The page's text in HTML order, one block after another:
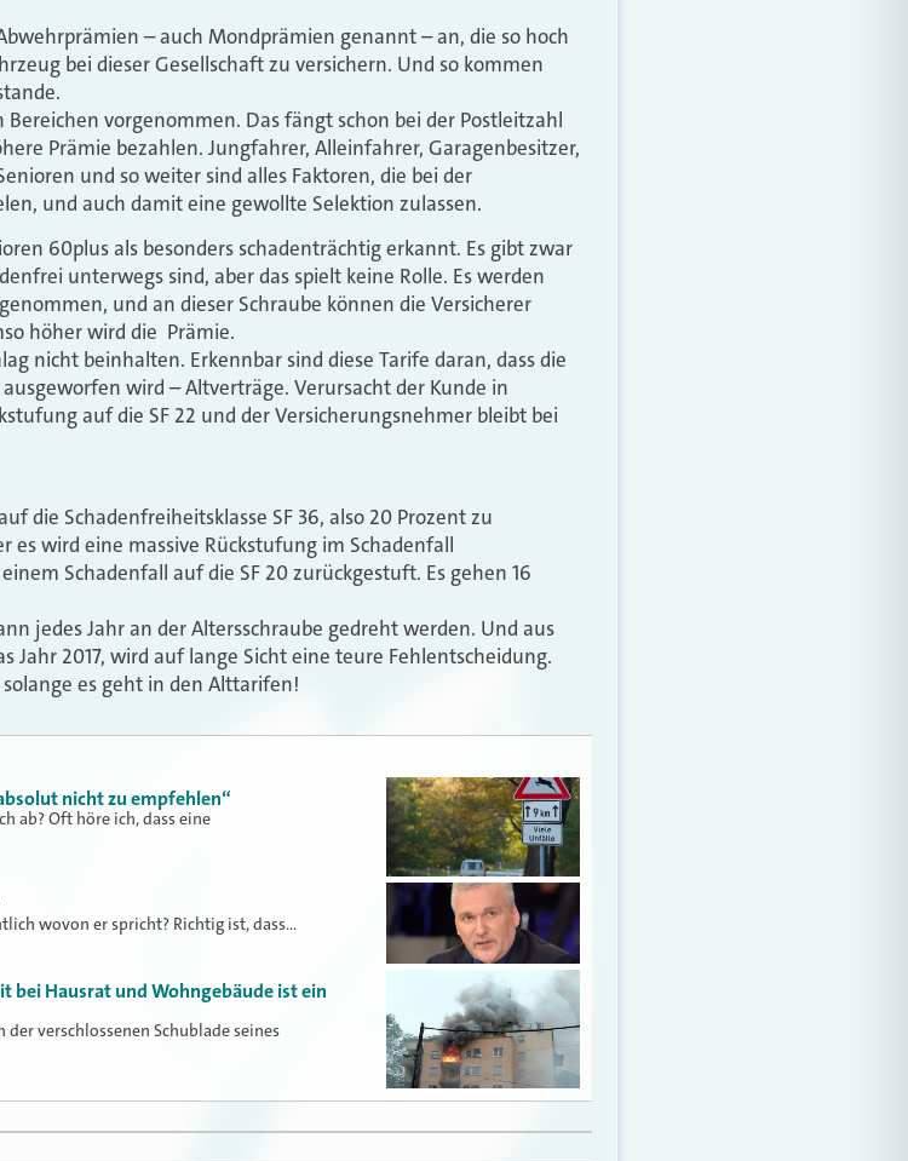
– auch Mondprämien genannt – an, die so hoch
bei dieser Gesellschaft zu versichern. Und so kommen
vorgenommen. Das fängt schon bei der Postleitzahl
Prämie bezahlen. Jungfahrer, Alleinfahrer, Garagenbesitzer,
und so weiter sind alles Faktoren, die bei der
und auch damit eine gewollte Selektion zulassen.
60plus als besonders schadenträchtig erkannt. Es gibt zwar
unterwegs sind, aber das spielt keine Rolle. Es werden
und an dieser Schraube können die Versicherer
höher wird die Prämie.
nicht beinhalten. Erkennbar sind diese Tarife daran, dass die
wird – Altverträge. Verursacht der Kunde in
auf die SF 22 und der Versicherungsnehmer bleibt bei
die Schadenfreiheitsklasse SF 36, also 20 Prozent zu
es wird eine massive Rückstufung im Schadenfall
Schadenfall auf die SF 20 zurückgestuft. Es gehen 16
jedes Jahr an der Altersschraube gedreht werden. Und aus
Jahr 2017, wird auf lange Sicht eine teure Fehlentscheidung.
es geht in den Alttarifen!
nicht zu empfehlen“
ab? Oft höre ich, dass eine
wovon er spricht? Richtig ist, dass…
bei Hausrat und Wohngebäude ist ein
verschlossenen Schublade seines